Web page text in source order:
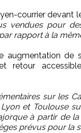
courrier devant
vendues pour
rapport à la
augmentation de
retour
sur les
et Toulouse
à partir de
prévus pour la